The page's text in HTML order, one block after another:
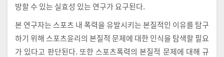
방할 수 있는 실효성 있는 연구가 요구된다.
본 연구자는 스포츠 내 폭력을 유발시키는 본질적인 이유를 탐구
하기 위해 스포츠윤리의 본질적 문제에 대한 인식을 탐색할 필요
가 있다고 판단된다. 또한 스포츠폭력의 본질적 문제에 대해 규